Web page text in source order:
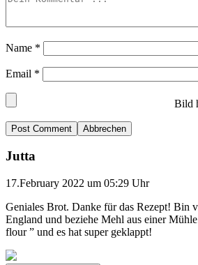
Name *
Email *
Bild
Abbrechen
Jutta
17.February 2022 um 05:29 Uhr
Geniales Brot. Danke für das Rezept! Bin
England und beziehe Mehl aus einer
flour ” und es hat super geklappt!